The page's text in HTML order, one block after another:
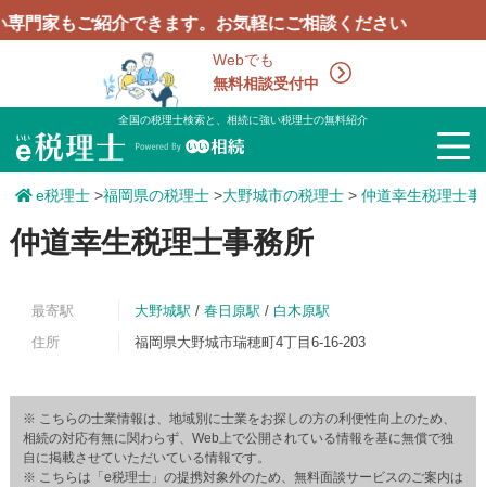
Webでも
無料相談受付中
ご紹介できます。お気軽にご相談ください
全国の税理士検索と、相続に強い税理士の無料紹介
e税理士>福岡県の税理士>大野城市の税理士> 仲道幸生税理士事
仲道幸生税理士事務所
最寄駅 大野城駅 / 春日原駅 / 白木原駅
住所
福岡県大野城市瑞穂町4丁目6-16-203
※ こちらの士業情報は、地域別に士業をお探しの方の利便性向上のため、
相続の対応有無に関わらず、Web上で公開されている情報を基に無償で独
自に掲載させていただいている情報です。
※ こちらは「e税理士」の提携対象外のため、無料面談サービスのご案内は